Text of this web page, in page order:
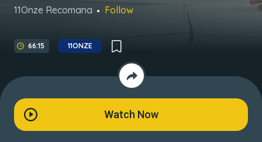
11Onze Recomana Follow
66:15 11ONZE
Watch Now